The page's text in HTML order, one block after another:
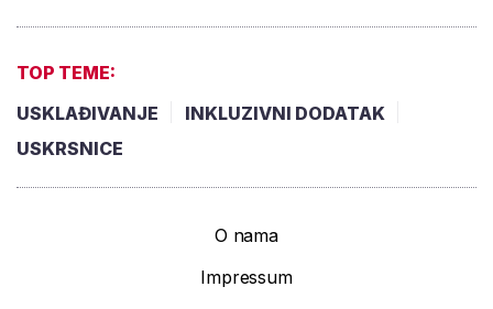
TOP TEME:
USKLAĐIVANJE
INKLUZIVNI DODATAK
USKRSNICE
O nama
Impressum